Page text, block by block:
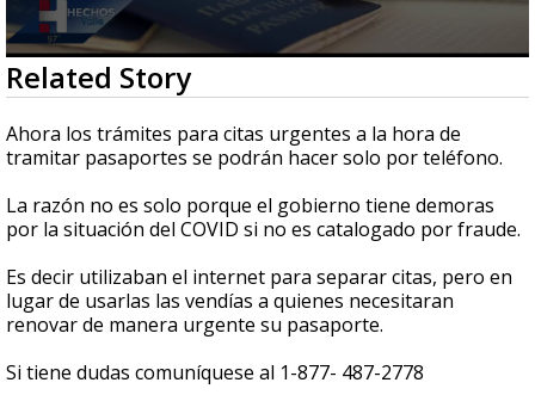
0
seconds
of
39
seconds
Related Story
Ahora los trámites para citas urgentes a la hora de
tramitar pasaportes se podrán hacer solo por teléfono.
La razón no es solo porque el gobierno tiene demoras
por la situación del COVID si no es catalogado por fraude.
Es decir utilizaban el internet para separar citas, pero en
lugar de usarlas las vendías a quienes necesitaran
renovar de manera urgente su pasaporte.
Si tiene dudas comuníquese al 1-877- 487-2778